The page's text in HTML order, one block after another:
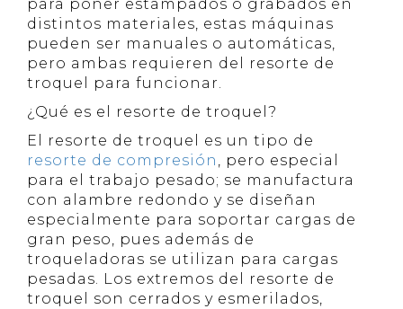
para poner estampados o grabados en
distintos materiales, estas máquinas
pueden ser manuales o automáticas,
pero ambas requieren del resorte de
troquel para funcionar.
¿Qué es el resorte de troquel?
El resorte de troquel es un tipo de
resorte de compresión , pero especial
para el trabajo pesado; se manufactura
con alambre redondo y se diseñan
especialmente para soportar cargas de
gran peso, pues además de
troqueladoras se utilizan para cargas
pesadas. Los extremos del resorte de
troquel son cerrados y esmerilados,